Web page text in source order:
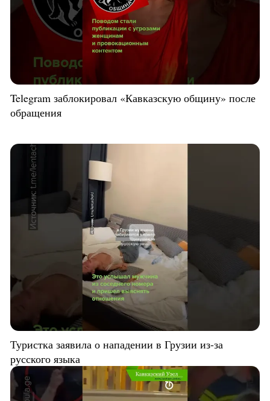
Telegram заблокировал «Кавказскую общину» после
обращения
Туристка заявила о нападении в Грузии из-за
русского языка